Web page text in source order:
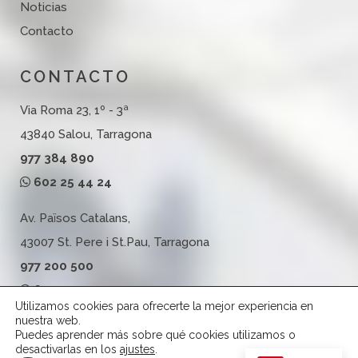
Noticias
Contacto
CONTACTO
Via Roma 23, 1º - 3ª
43840 Salou, Tarragona
977 384 890
602 25 44 24
Av. Països Catalans,
43007 St. Pere i St.Pau, Tarragona
977 200 500
602 25 44 24
Utilizamos cookies para ofrecerte la mejor experiencia en
nuestra web.
Puedes aprender más sobre qué cookies utilizamos o
desactivarlas en los ajustes